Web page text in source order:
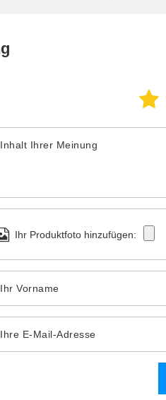
Inhalt Ihrer Meinung
Ihr Produktfoto hinzufügen:
Ihr Vorname
Ihre E-Mail-Adresse